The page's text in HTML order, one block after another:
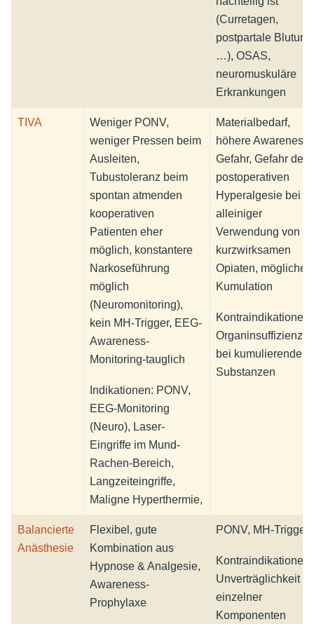
(Curretagen,
postpartale
…), OSAS,
neuromuskuläre
Erkrankungen
TIVA
Weniger PONV,
weniger Pressen beim
Ausleiten,
Tubustoleranz beim
spontan atmenden
kooperativen
Patienten eher
möglich, konstantere
Narkoseführung
möglich
(Neuromonitoring),
kein MH-Trigger, EEG-
Awareness-
Monitoring-tauglich
Indikationen: PONV,
EEG-Monitoring
(Neuro), Laser-
Eingriffe im Mund-
Rachen-Bereich,
Langzeiteingriffe,
Maligne Hyperthermie,
Materialbedarf,
höhere Awareness-
Gefahr, Gefahr der
postoperativen
Hyperalgesie bei
alleiniger
Verwendung von
kurzwirksamen
Opiaten, mögliche
Kumulation
Kontraindikationen:
Organinsuffizienz
bei kumulierenden
Substanzen
Balancierte
Anästhesie
Flexibel, gute
Kombination aus
Hypnose & Analgesie,
Awareness-
Prophylaxe
PONV, MH-Trigger
Kontraindikationen:
Unverträglichkeit
einzelner
Komponenten